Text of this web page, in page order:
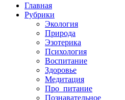
Главная
Рубрики
Экология
Природа
Эзотерика
Психология
Воспитание
Здоровье
Медитация
Про_питание
Познавательное